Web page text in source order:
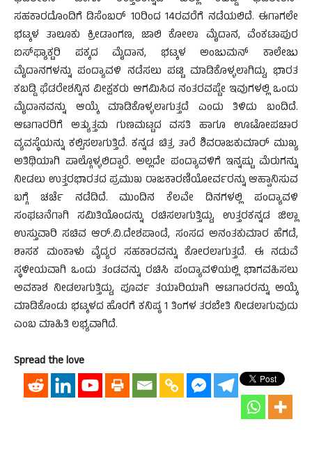
ಸಹಕಾರದೊಂದಿಗೆ ಡಿಸೆಂಬರ್ 10ರಿಂದ 14ರವರೆಗೆ ನಡೆಯಲಿದೆ. ಈಗಾಗಲೇ
ಭಟ್ಕಳ ತಾಲೂಕು ಕ್ರೀಡಾಂಗಣ, ಜಾಲಿ ಕೋಲಾ ಮೈದಾನ, ವೆಂಕಟಾಪುರ
ಐಸ್‍ಫ್ಯಾಕ್ಟರಿ ಪಕ್ಕದ ಮೈದಾನ, ಭಟ್ಕಳ ಅಂಜುಮನ್ ಕಾಲೇಜು
ಮೈದಾನಗಳನ್ನು ಪಂದ್ಯಾವಳಿ ನಡೆಸಲು ಪಟ್ಟಿ ಮಾಡಿಕೊಳ್ಳಲಾಗಿದ್ದು, ಭಾರತ
ಕಬಡ್ಡಿ ಫೆಡರೇಶನ್ನಿನ ವೀಕ್ಷಕರು ಆಗಮಿಸಿದ ನಂತರವಷ್ಟೇ ಇವುಗಳಲ್ಲಿ ಒಂದು
ಮೈದಾನವನ್ನು ಆಯ್ಕೆ ಮಾಡಿಕೊಳ್ಳಲಾಗುತ್ತದೆ ಎಂದು ತಿಳಿದು ಬಂದಿದೆ.
ಆಟಗಾರರಿಗೆ ಅತ್ಯುತ್ತಮ ಗುಣಮಟ್ಟದ ವಸತಿ ಹಾಗೂ ಊಟೋಪಚಾರ
ವ್ಯವಸ್ಥೆಯನ್ನು ಕಲ್ಪಿಸಲಾಗುತ್ತಿದೆ. ಕನ್ನಡ ಚಿತ್ರ ತಾರೆ ಶಿವರಾಜಕುಮಾರ್ ಮುಖ್ಯ
ಅತಿಥಿಯಾಗಿ ಪಾಲ್ಗೊಳ್ಳಲಿದ್ದಾರೆ. ಅಲ್ಲದೇ ಪಂದ್ಯಾವಳಿಗೆ ಇನ್ನಷ್ಟು ಮೆರುಗನ್ನು
ನೀಡಲು ಉತ್ತರಭಾರತದ ಪ್ರಮುಖ ರಾಜಕಾರಣಿಯೋರ್ವರನ್ನು ಆಹ್ವಾನಿಸುವ
ಬಗ್ಗೆ ಚರ್ಚೆ ನಡೆದಿದೆ. ಮುಂದಿನ ಕೆಲವೇ ದಿನಗಳಲ್ಲಿ ಪಂದ್ಯಾವಳಿ
ಸಂಘಟನೆಗಾಗಿ ಸಮಿತಿಯೊಂದನ್ನು ರಚಿಸಲಾಗುತ್ತಿದ್ದು, ಉತ್ತರಕನ್ನಡ ಜಿಲ್ಲಾ
ಉಸ್ತುವಾರಿ ಸಚಿವ ಆರ್.ವಿ.ದೇಶಪಾಂಡೆ, ಸಂಸದ ಅನಂತಕುಮಾರ ಹೆಗಡೆ,
ಶಾಸಕ ಮಂಕಾಳು ವೈದ್ಯರ ಸಹಕಾರವನ್ನು ಕೋರಲಾಗುತ್ತದೆ. ಈ ನಡುವೆ
ಸ್ಥಳೀಯವಾಗಿ ಒಂದು ತಂಡವನ್ನು ರಚಿಸಿ ಪಂದ್ಯಾವಳಿಯಲ್ಲಿ ಭಾಗವಹಿಸಲು
ಅವಕಾಶ ನೀಡಲಾಗುತ್ತಿದ್ದು, ಪೂರ್ವ ತಯಾರಿಯಾಗಿ ಆಟಗಾರರನ್ನು ಅಯ್ಕೆ
ಮಾಡಿಕೊಂಡು ಭಟ್ಕಳದ ಹೊರಗೆ ಕನಿಷ್ಠ 1 ತಿಂಗಳ ತರಬೇತಿ ನೀಡಲಾಗುವುದು
ಎಂಬ ಮಾಹಿತಿ ಲಭ್ಯವಾಗಿದೆ.
Spread the love